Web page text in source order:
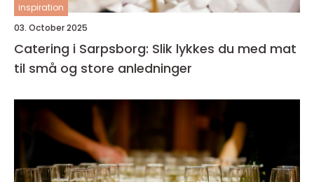
inspiration
03. October 2025
Catering i Sarpsborg: Slik lykkes du med mat
til små og store anledninger